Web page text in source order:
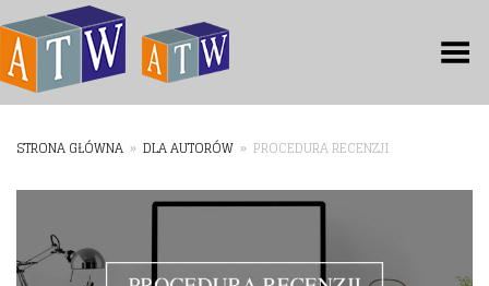
Toggle Menu
STRONA GŁÓWNA » DLA AUTORÓW » PROCEDURA RECENZJI